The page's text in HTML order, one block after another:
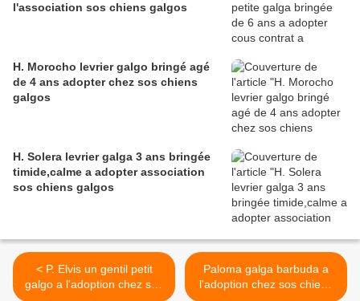
l'association sos chiens galgos
H. Morocho levrier galgo bringé agé
de 4 ans adopter chez sos chiens
galgos
H. Solera levrier galga 3 ans bringée
timide,calme a adopter association
sos chiens galgos
< P. Elvis un gentil petit
galgo a l'adoption chez sos
Paloma galga barbuda a
l'adoption chez sos chiens